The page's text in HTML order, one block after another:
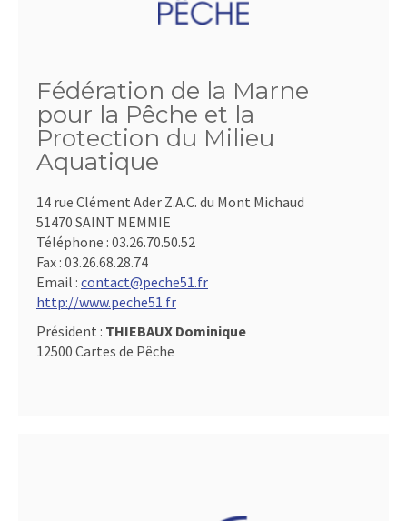
Fédération de la Marne
pour la Pêche et la
Protection du Milieu
Aquatique
14 rue Clément Ader Z.A.C. du Mont Michaud
51470 SAINT MEMMIE
Téléphone : 03.26.70.50.52
Fax : 03.26.68.28.74
Email : contact@peche51.fr
http://www.peche51.fr
Président : THIEBAUX Dominique
12500 Cartes de Pêche